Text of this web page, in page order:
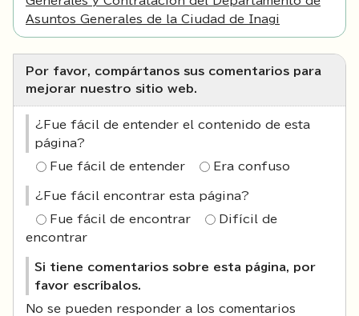
Asuntos Generales de la Ciudad de Inagi
Por favor, compártanos sus comentarios para
mejorar nuestro sitio web.
¿Fue fácil de entender el contenido de esta
página?
Fue fácil de entender Era confuso
¿Fue fácil encontrar esta página?
Fue fácil de encontrar
Difícil de
encontrar
Si tiene comentarios sobre esta página, por
favor escríbalos.
No se pueden responder a los comentarios